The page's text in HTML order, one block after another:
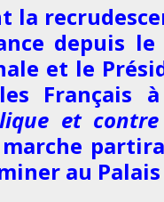
la
depuis le
et le
Français
et
au